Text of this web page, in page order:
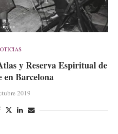
y Reserva Espiritual de
en Barcelona
2019